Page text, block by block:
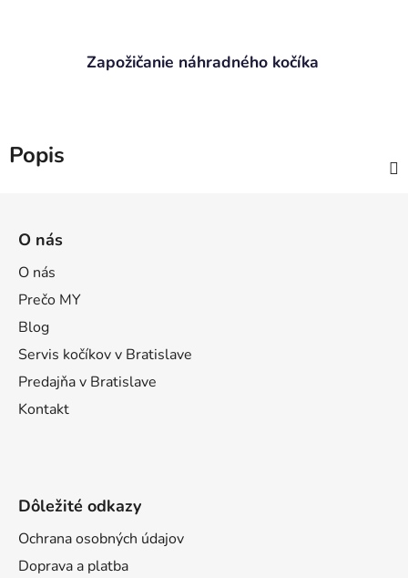
Zapožičanie náhradného kočíka
Popis
O nás
O nás
Prečo MY
Blog
Servis kočíkov v Bratislave
Predajňa v Bratislave
Kontakt
Dôležité odkazy
Ochrana osobných údajov
Doprava a platba